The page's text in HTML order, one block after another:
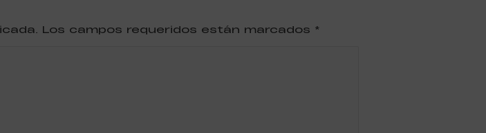
Los campos requeridos están marcados *